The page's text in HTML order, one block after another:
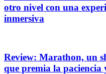
otro nivel con una
inmersiva
Review: Marathon, un
que premia la paciencia